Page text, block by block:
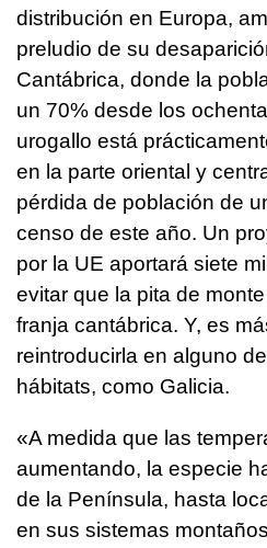
distribución en Europa,
preludio de su
Cantábrica, donde la
un 70% desde los
urogallo está
en la parte oriental y
pérdida de población de
censo de este año. Un
por la UE aportará siete
evitar que la pita de
franja cantábrica. Y, es
reintroducirla en alguno
hábitats, como Galicia.
«A medida que las
aumentando, la especie
de la Península, hasta
en sus sistemas